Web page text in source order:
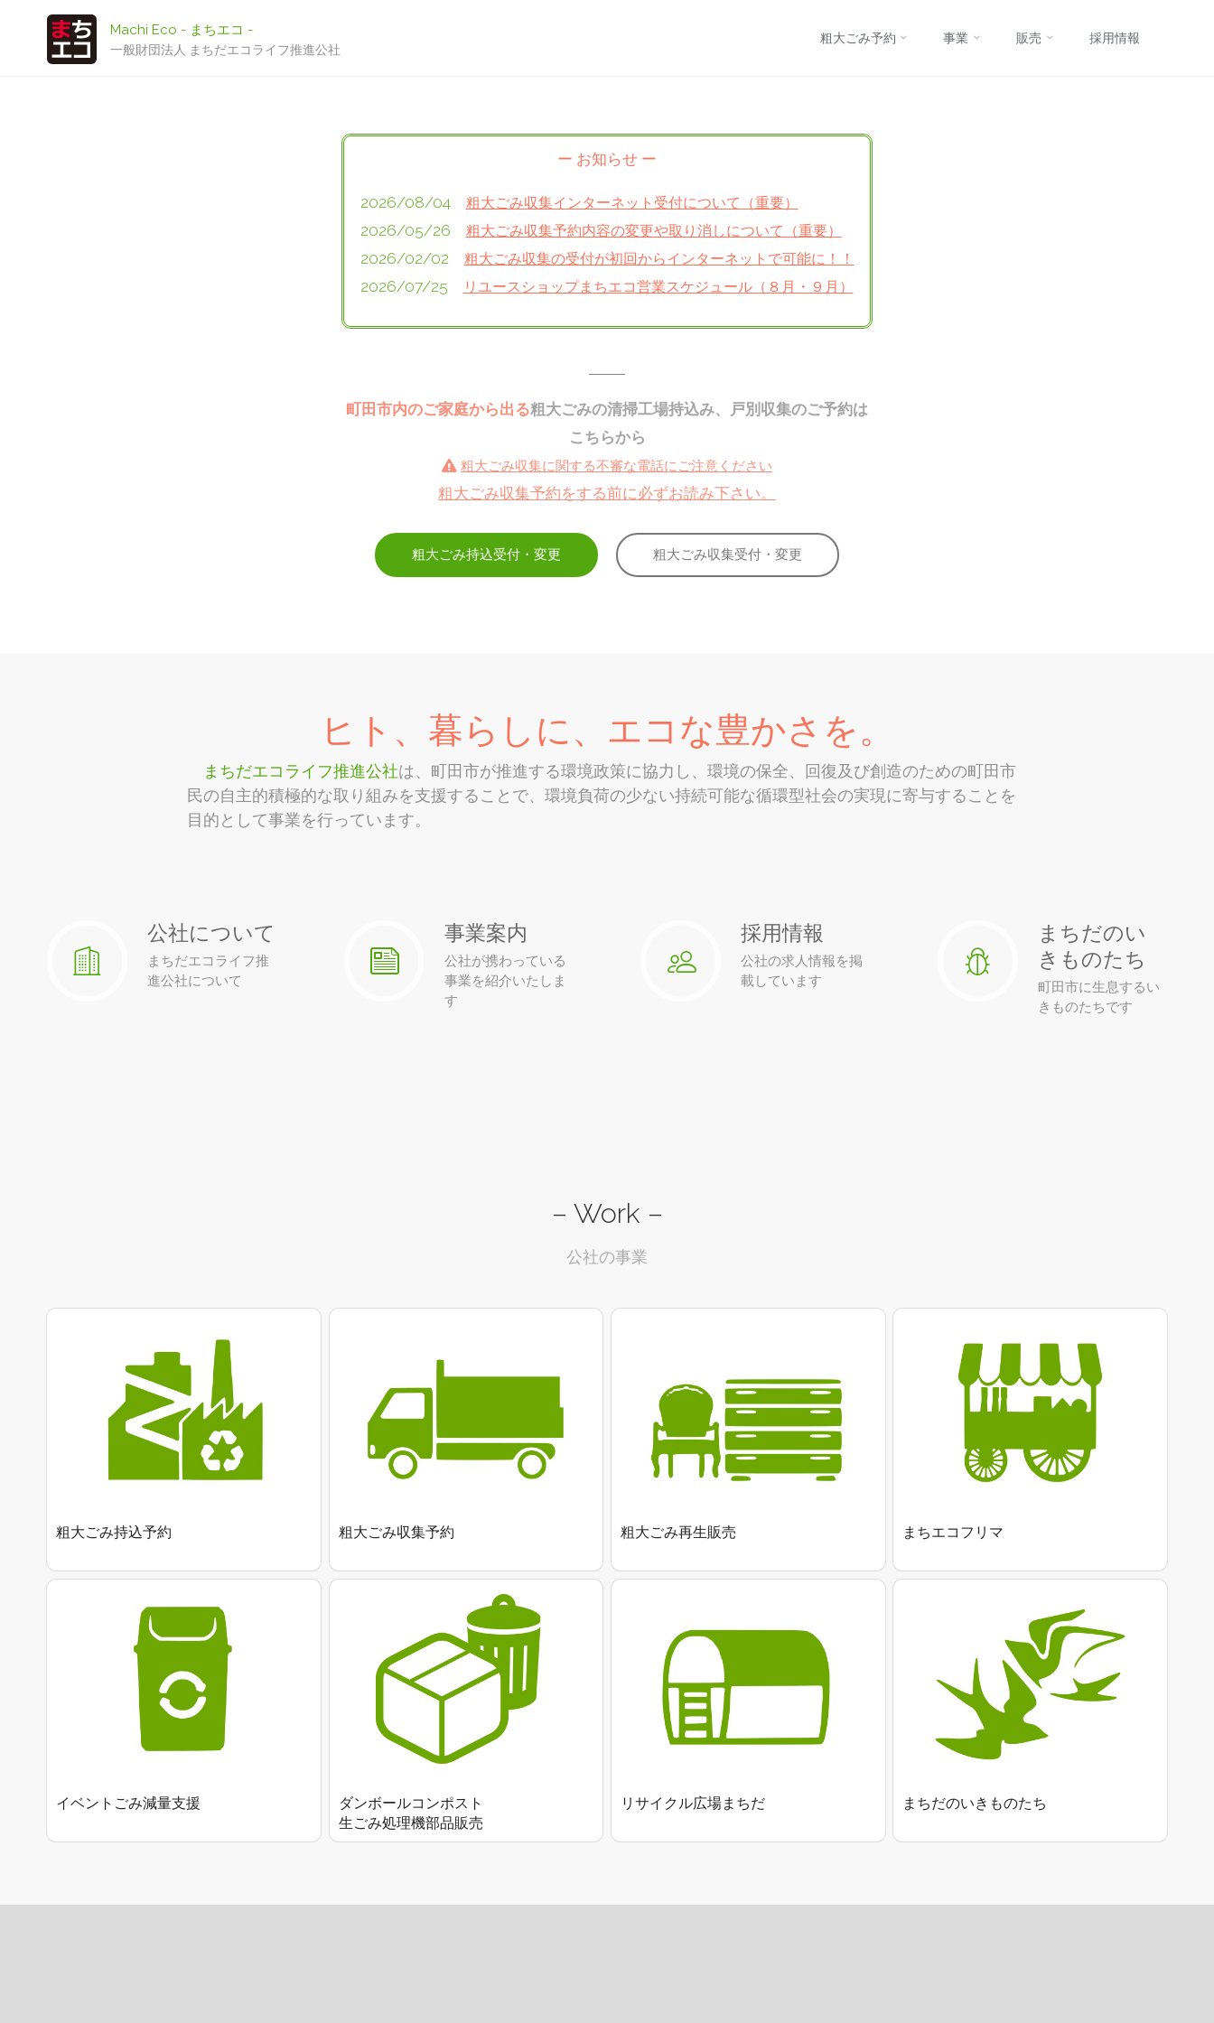
Machi Eco - まちエコ -
一般財団法人 まちだエコライフ推進公社
へ
ッ
粗大ごみ予約 事業 販売 採用情報
ー お知らせ ー
2026/08/04 粗大ごみ収集インターネット受付について（重要）
2026/05/26 粗大ごみ収集予約内容の変更や取り消しについて（重要）
2026/02/02 粗大ごみ収集の受付が初回からインターネットで可能に！！
2026/07/25 リユースショップまちエコ営業スケジュール（８月・９月）
町田市内のご家庭から出る粗大ごみの清掃工場持込み、戸別収集のご予約は
こちらから
粗大ごみ収集に関する不審な電話にご注意ください
粗大ごみ収集予約をする前に必ずお読み下さい。
粗大ごみ持込受付・変更 粗大ごみ収集受付・変更
ヒト、暮らしに、エコな豊かさを。
まちだエコライフ推進公社は、町田市が推進する環境政策に協力し、環境の保全、回復及び創造のための町田市
民の自主的積極的な取り組みを支援することで、環境負荷の少ない持続可能な循環型社会の実現に寄与することを
目的として事業を行っています。
公社について
まちだエコライフ推
進公社について
事業案内
公社が携わっている
事業を紹介いたしま
す
採用情報
公社の求人情報を掲
載しています
まちだのい
きものたち
町田市に生息するい
きものたちです
– Work –
公社の事業
粗大ごみ持込予約 粗大ごみ収集予約 粗大ごみ再生販売 まちエコフリマ
イベントごみ減量支援
ダンボールコンポスト
生ごみ処理機部品販売
リサイクル広場まちだ まちだのいきものたち